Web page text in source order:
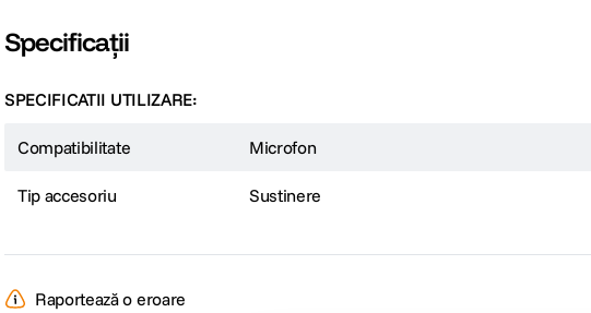
Specificații
SPECIFICATII UTILIZARE:
Compatibilitate Microfon
Tip accesoriu Sustinere
Raportează o eroare